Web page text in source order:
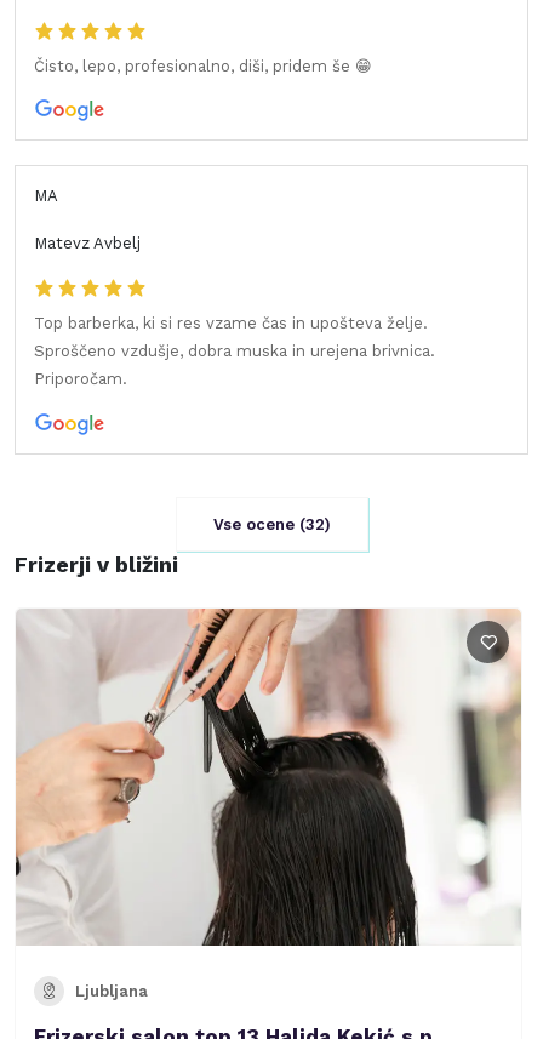
Čisto, lepo, profesionalno, diši, pridem še 😁
MA
Matevz Avbelj
Top barberka, ki si res vzame čas in upošteva želje.
Sproščeno vzdušje, dobra muska in urejena brivnica.
Priporočam.
Vse ocene (32)
Frizerji v bližini
Ljubljana